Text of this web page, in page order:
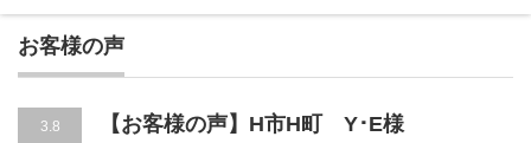
お客様の声
3.8
【お客様の声】H市H町 Y･E様